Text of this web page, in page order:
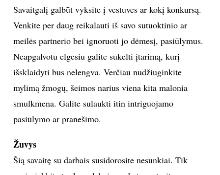
Savaitgalį galbūt vyksite į vestuves ar kokį konkursą.
Venkite per daug reikalauti iš savo sutuoktinio ar
meilės partnerio bei ignoruoti jo dėmesį, pasiūlymus.
Neapgalvotu elgesiu galite sukelti įtarimą, kurį
išsklaidyti bus nelengva. Verčiau nudžiuginkite
mylimą žmogų, šeimos narius viena kita malonia
smulkmena. Galite sulaukti itin intriguojamo
pasiūlymo ar pranešimo.
Žuvys
Šią savaitę su darbais susidorosite nesunkiai. Tik